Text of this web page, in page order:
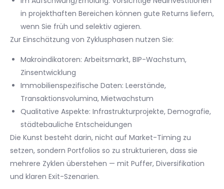
in projekthaften Bereichen können gute Returns liefern,
wenn Sie früh und selektiv agieren.
Zur Einschätzung von Zyklusphasen nutzen Sie:
Makroindikatoren: Arbeitsmarkt, BIP-Wachstum,
Zinsentwicklung
Immobilienspezifische Daten: Leerstände,
Transaktionsvolumina, Mietwachstum
Qualitative Aspekte: Infrastrukturprojekte, Demografie,
städtebauliche Entscheidungen
Die Kunst besteht darin, nicht auf Market-Timing zu
setzen, sondern Portfolios so zu strukturieren, dass sie
mehrere Zyklen überstehen — mit Puffer, Diversifikation
und klaren Exit-Szenarien.